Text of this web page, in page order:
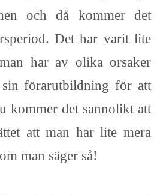
och då kommer det
Det har varit lite
har av olika orsaker
sin förarutbildning för att
kommer det sannolikt att
att man har lite mera
man säger så!